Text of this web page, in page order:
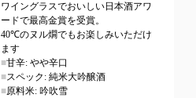
ワイングラスでおいしい日本酒アワ
ードで最高金賞を受賞。
40℃のヌル燗でもお楽しみいただけ
ます
■甘辛: やや辛口
■スペック: 純米大吟醸酒
■原料米: 吟吹雪